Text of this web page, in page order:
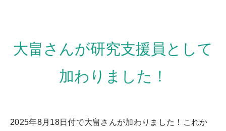
大畠さんが研究支援員として
加わりました！
2025年8月18日付で大畠さんが加わりました！これか